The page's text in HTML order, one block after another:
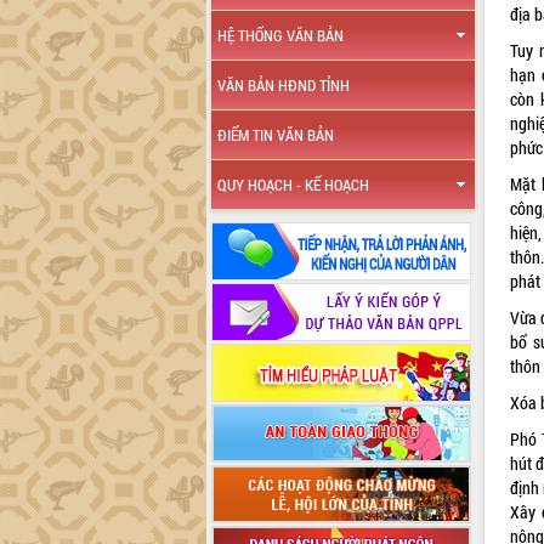
HỆ THỐNG VĂN BẢN
VĂN BẢN HĐND TỈNH
ĐIỂM TIN VĂN BẢN
QUY HOẠCH - KẾ HOẠCH
địa
Tuy
hạn
còn
Mặt
phát
Vừa
bổ
thôn
Xóa
Phó
hút
định
Xây